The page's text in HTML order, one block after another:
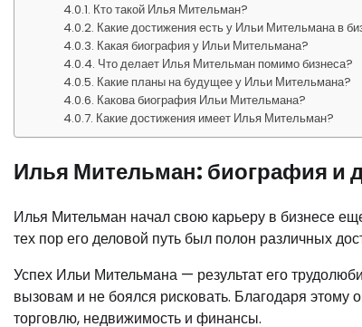
Кто такой Илья Мительман?
Какие достижения есть у Ильи Мительмана в
Какая биография у Ильи Мительмана?
Что делает Илья Мительман помимо бизнеса?
Какие планы на будущее у Ильи Мительмана?
Какова биография Ильи Мительмана?
Какие достижения имеет Илья Мительман?
Илья Мительман: биография и
Илья Мительман начал свою карьеру в бизнесе
тех пор его деловой путь был полон различных
Успех Ильи Мительмана — результат его
вызовам и не боялся рисковать. Благодаря этому
торговлю, недвижимость и финансы.